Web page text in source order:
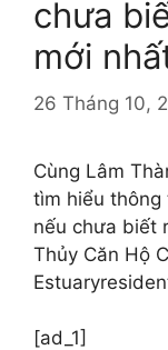
chưa
mới
26 Tháng 10,
Cùng Lâm
tìm hiểu thông
nếu chưa biết
Thủy Căn Hộ
[ad_1]